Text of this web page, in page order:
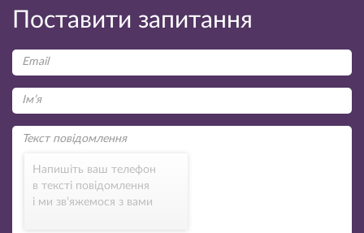
Поставити запитання
Напишіть ваш телефон
в тексті повідомлення
і ми зв’яжемося з вами